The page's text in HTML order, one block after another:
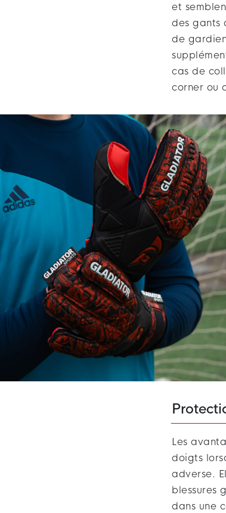
et
des gants
de
cas de
corner ou
Les
doigts
adverse.
blessures
dans une